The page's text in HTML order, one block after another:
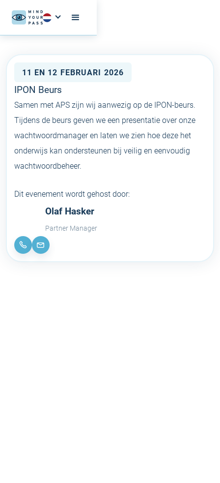
11 EN 12 FEBRUARI 2026
IPON Beurs
Samen met APS zijn wij aanwezig op de IPON-beurs.
Tijdens de beurs geven we een presentatie over onze
wachtwoordmanager en laten we zien hoe deze het
onderwijs kan ondersteunen bij veilig en eenvoudig
wachtwoordbeheer.
Dit evenement wordt gehost door:
Olaf Hasker
Partner Manager